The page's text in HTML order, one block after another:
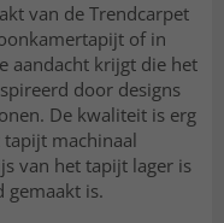
van de Trendcarpet
of in
aandacht krijgt die het
door designs
De kwaliteit is erg
tapijt machinaal
van het tapijt lager is
gemaakt is.